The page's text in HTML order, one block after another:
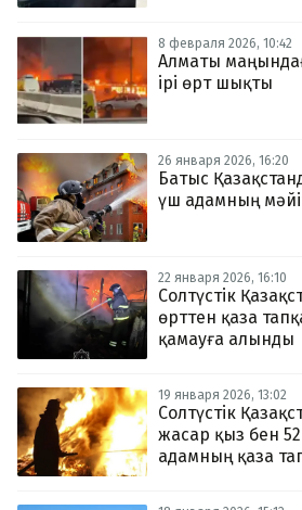
8 февраля 2026, 10:42
Алматы
ірі өрт шықты
26 января 2026, 16:20
Батыс
үш адамның
22 января 2026, 16:10
Солтүстік
өрттен қаза
қамауға алынды
19 января 2026, 13:02
Солтүстік
жасар қыз бен
адамның қаза